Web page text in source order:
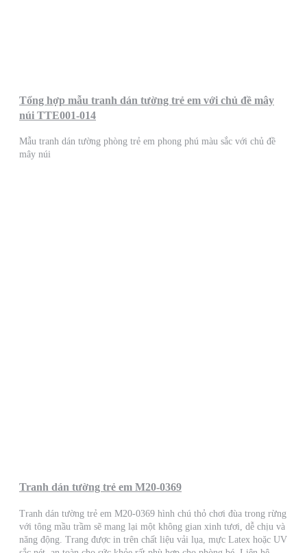
Tổng hợp mẫu tranh dán tường trẻ em với chủ đề mây
núi TTE001-014
Mẫu tranh dán tường phòng trẻ em phong phú màu sắc với chủ đề
mây núi
Tranh dán tường trẻ em M20-0369
Tranh dán tường trẻ em M20-0369 hình chú thỏ chơi đùa trong rừng
với tông mầu trầm sẽ mang lại một không gian xinh tươi, dễ chịu và
năng động. Trang được in trên chất liệu vải lụa, mực Latex hoặc UV